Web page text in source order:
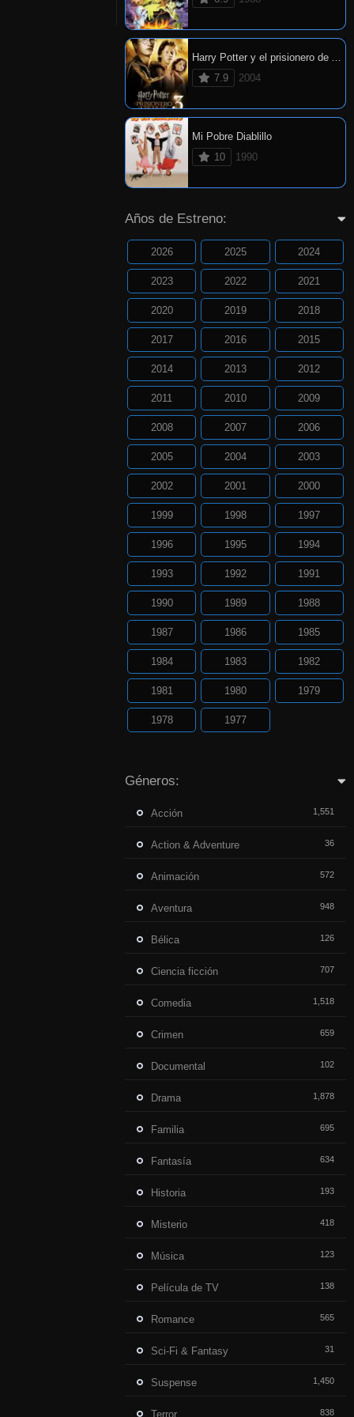
Harry Potter y el prisionero de Azkaban
7.9
2004
Mi Pobre Diablillo
10
1990
Años de Estreno:
2026 2025 2024
2023 2022 2021
2020 2019 2018
2017 2016 2015
2014 2013 2012
2011 2010 2009
2008 2007 2006
2005 2004 2003
2002 2001 2000
1999 1998 1997
1996 1995 1994
1993 1992 1991
1990 1989 1988
1987 1986 1985
1984 1983 1982
1981 1980 1979
1978 1977
Géneros:
Acción 1,551
Action & Adventure 36
Animación 572
Aventura 948
Bélica 126
Ciencia ficción 707
Comedia 1,518
Crimen 659
Documental 102
Drama 1,878
Familia 695
Fantasía 634
Historia 193
Misterio 418
Música 123
Película de TV 138
Romance 565
Sci-Fi & Fantasy 31
Suspense 1,450
Terror 838